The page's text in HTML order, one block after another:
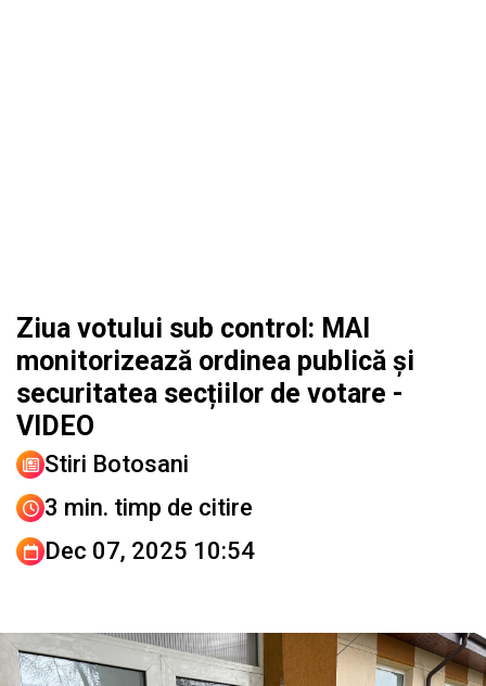
Ziua votului sub control: MAI
monitorizează ordinea publică și
securitatea secțiilor de votare -
VIDEO
Stiri Botosani
3 min. timp de citire
Dec 07, 2025 10:54